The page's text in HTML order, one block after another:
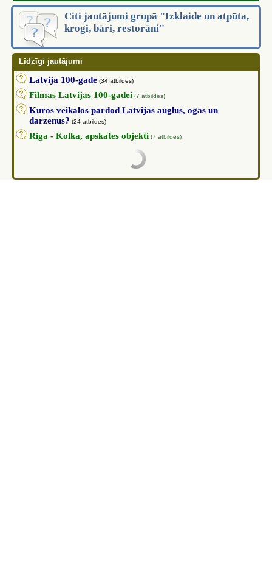
Citi jautājumi grupā "Izklaide un atpūta,
krogi, bāri, restorāni"
Līdzīgi jautājumi
Latvija 100-gade (34 atbildes)
Filmas Latvijas 100-gadei (7 atbildes)
Kuros veikalos pardod Latvijas auglus, ogas un
darzenus? (24 atbildes)
Riga - Kolka, apskates objekti (7 atbildes)